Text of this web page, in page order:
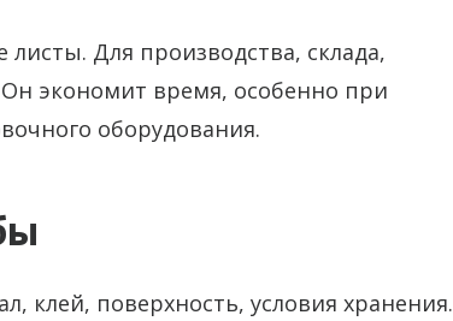
листы. Для производства, склада,
экономит время, особенно при
оборудования.
клей, поверхность, условия хранения.